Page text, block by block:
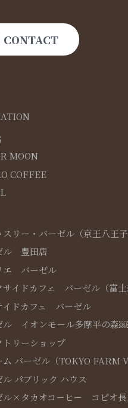
CONTACT
MOON
COFFEE
スリー・バーゼル（京王八王子
ル 豊田店
エ バーゼル
サイドカフェ バーゼル（富士
イドカフェ バーゼル
ル イオンモール多摩平の森￼
トリーショップ
ム バーゼル（TOKYO FARM
ル パブリック ハウス
ル×タカオコーヒー コピオ